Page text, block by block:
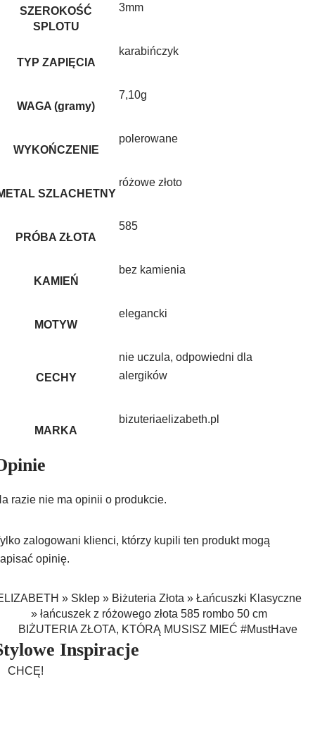
SZEROKOŚĆ
SPLOTU
3mm
TYP ZAPIĘCIA
karabińczyk
WAGA (gramy)
7,10g
WYKOŃCZENIE
polerowane
SZLACHETNY
różowe złoto
PRÓBA ZŁOTA
585
KAMIEŃ
bez kamienia
MOTYW
elegancki
CECHY
nie uczula, odpowiedni dla
alergików
MARKA
bizuteriaelizabeth.pl
razie nie ma opinii o produkcie.
zalogowani klienci, którzy kupili ten produkt mogą
opinię.
» Sklep » Biżuteria Złota »Łańcuszki Klasyczne
»łańcuszek z różowego złota 585 rombo 50 cm
BIŻUTERIA ZŁOTA, KTÓRĄ MUSISZ MIEĆ #MustHave
Inspiracje
CHCĘ!